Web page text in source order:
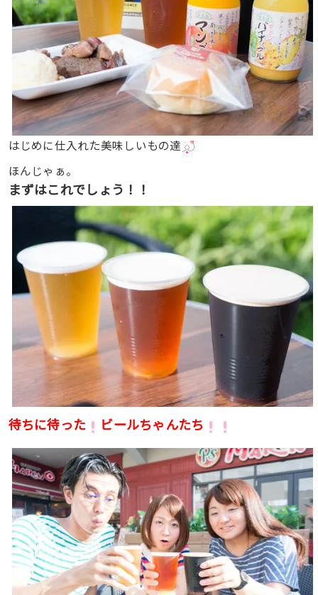
はじめに仕入れた美味しいもの達
ほんじゃぁ。
まずはこれでしょう！！
待ちに待った ビールちゃんたち